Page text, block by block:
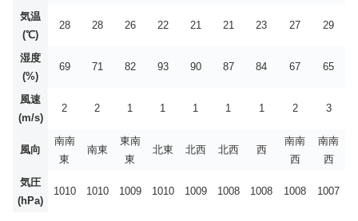
気温
(℃)
28 28 26 22 21 21 23 27 29
湿度
(%)
69 71 82 93 90 87 84 67 65
風速
(m/s)
2 2 1 1 1 1 1 2 3
風向
南南
東
南東
東南
東
北東 北西 北西 西
南南
西
南南
西
気圧
(hPa)
1010 1010 1009 1010 1009 1008 1008 1008 1007